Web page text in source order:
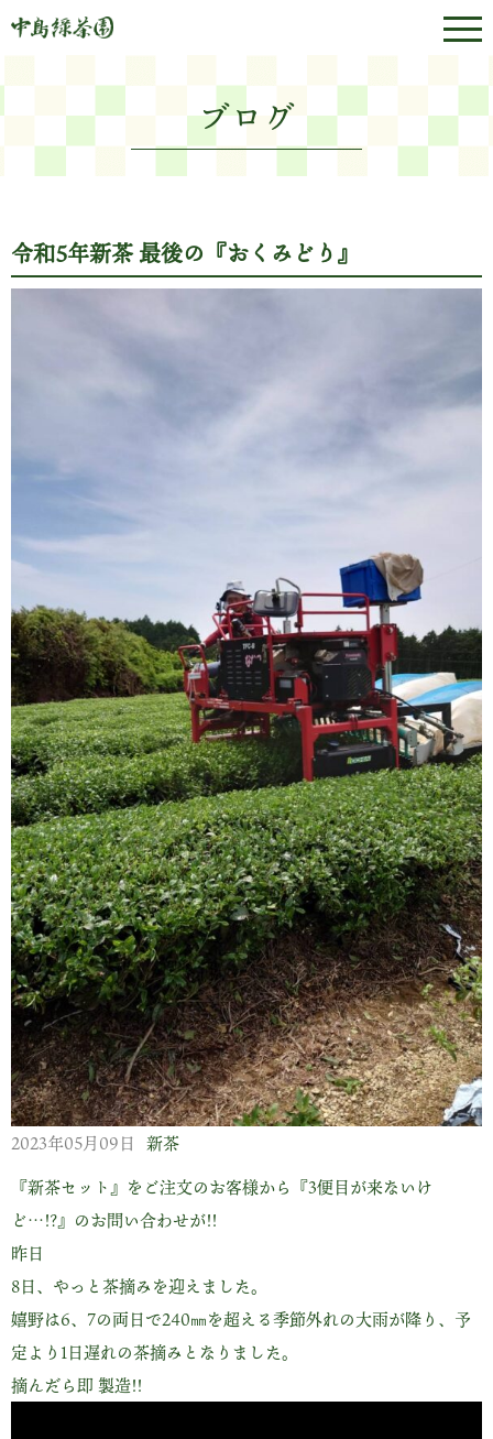
ブログ
令和5年新茶 最後の『おくみどり』
2023年05月09日 新茶
『新茶セット』をご注文のお客様から『3便目が来ないけ
ど…!?』のお問い合わせが!!
昨日
8日、やっと茶摘みを迎えました。
嬉野は6、7の両日で240㎜を超える季節外れの大雨が降り、予
定より1日遅れの茶摘みとなりました。
摘んだら即 製造!!